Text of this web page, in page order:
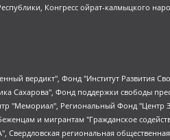
Конгресс ойрат-калмыцкого
Общество с ограниченной ответственностью "Как бы инагент", Кочетков Игорь Викторович, Общество с ограниченной ответственностью "Честные выборы", Еланчик Олег Александрович, Общество с ограниченной ответственностью "Нобелевский призыв", Гималова Регина Эмилевна, Григорьев Андрей Валерьевич, Григорьева Алина Александровна, Ассоциация по содействию защите прав призывников, альтернативнослужащих и военнослужащих "Правозащитная группа "Гражданин.Армия.Право", Хисамова Регина Фаритовна, Автономная некоммерческая организация по реализации социально-правовых программ "Лилит", Дальневосточное общественное движение "Маяк", Санкт-Петербургская ЛГБТ-инициативная группа "Выход", Инициативная группа ЛГБТ+ "Реверс", Алексеев Андрей Викторович, Бекбулатова Таисия Львовна, Беляев Иван Михайлович, Владыкина Елена Сергеевна, Гельман Марат Александрович, Никульшина Вероника Юрьевна, Толоконникова Надежда Андреевна, Шендерович Виктор Анатольевич, Общество с ограниченной ответственностью "Данное сообщение", Общество с ограниченной ответственностью Издательский дом "Новая глава", Айнбиндер Александра Александровна, Московский комьюнити-центр для ЛГБТ+инициатив, Благотворительный фонд развития филантропии, Deutsche Welle (Германия, Kurt-Schumacher-Strasse 3, 53113 Bonn), Борзунова Мария Михайловна, Воробьев Виктор Викторович, Голубева Анна Львовна, Константинова Алла Михайловна, Малкова Ирина Владимировна, Мурадов Мурад Абдулгалимович, Осетинская Елизавета Николаевна, Понасенков Евгений Николаевич, Ганапольский Матвей Юрьевич, Киселев Евгений Алексеевич, Борухович Ирина Григорьевна, Дремин Иван Тимофеевич, Дубровский Дмитрий Викторович, Красноярская региональная общественная организация поддержки и развития альтернативных образовательных технологий и межкультурных коммуникаций "ИНТЕРРА",